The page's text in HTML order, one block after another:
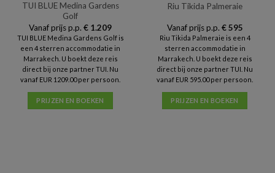
TUI BLUE Medina Gardens
Golf
Vanaf prijs p.p. € 1.209
TUI BLUE Medina Gardens Golf is
een 4 sterren accommodatie in
Marrakech. U boekt deze reis
direct bij onze partner TUI. Nu
vanaf EUR 1209.00 per persoon.
PRIJZEN EN BOEKEN
Riu Tikida Palmeraie
Vanaf prijs p.p. €595
Riu Tikida Palmeraie is een 4
sterren accommodatie in
Marrakech. U boekt deze reis
direct bij onze partner TUI. Nu
vanaf EUR 595.00 per persoon.
PRIJZEN EN BOEKEN